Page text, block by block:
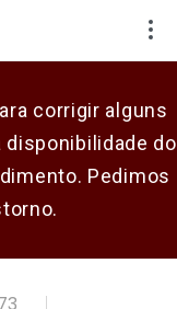
corrigir alguns
do
Pedimos